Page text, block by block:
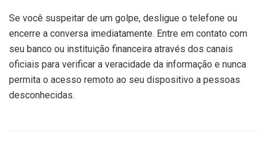
Se você suspeitar de um golpe, desligue o telefone ou
encerre a conversa imediatamente. Entre em contato com
seu banco ou instituição financeira através dos canais
oficiais para verificar a veracidade da informação e nunca
permita o acesso remoto ao seu dispositivo a pessoas
desconhecidas.